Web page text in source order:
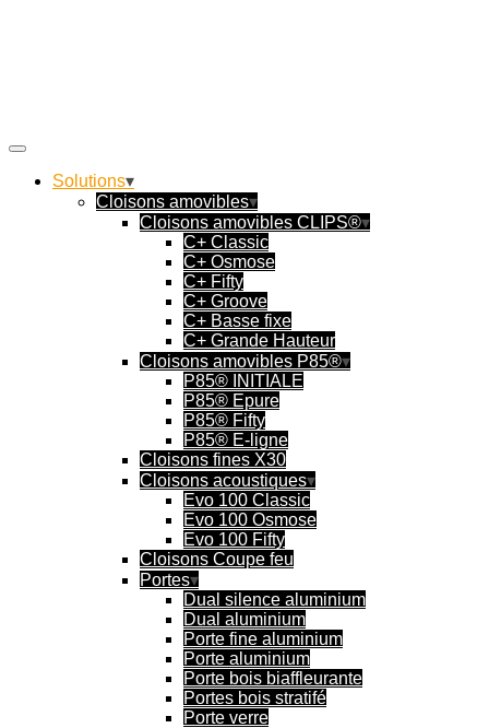
Solutions
Cloisons amovibles
Cloisons amovibles CLIPS®
C+ Classic
C+ Osmose
C+ Fifty
C+ Groove
C+ Basse fixe
C+ Grande Hauteur
Cloisons amovibles P85®
P85® INITIALE
P85® Epure
P85® Fifty
P85® E-ligne
Cloisons fines X30
Cloisons acoustiques
Evo 100 Classic
Evo 100 Osmose
Evo 100 Fifty
Cloisons Coupe feu
Portes
Dual silence aluminium
Dual aluminium
Porte fine aluminium
Porte aluminium
Porte bois biaffleurante
Portes bois stratifé
Porte verre